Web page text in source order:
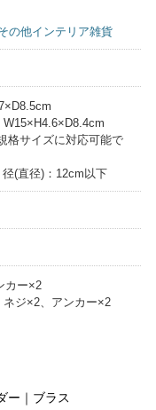
の他インテリア雑貨
W15×H4.6×D8.4cm
格サイズに対応可能で
(直径)：12cm以下
カー×2
ネジ×2、アンカー×2
ー｜ブラス